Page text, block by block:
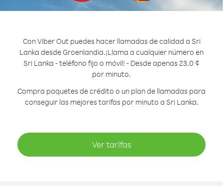
Con Viber Out puedes hacer llamadas de calidad a Sri
Lanka desde Groenlandia.¡Llama a cualquier número en
Sri Lanka - teléfono fijo o móvil! - Desde apenas 23.0 ¢
por minuto.
Compra paquetes de crédito o un plan de llamadas para
conseguir las mejores tarifas por minuto a Sri Lanka.
Ver tarifas